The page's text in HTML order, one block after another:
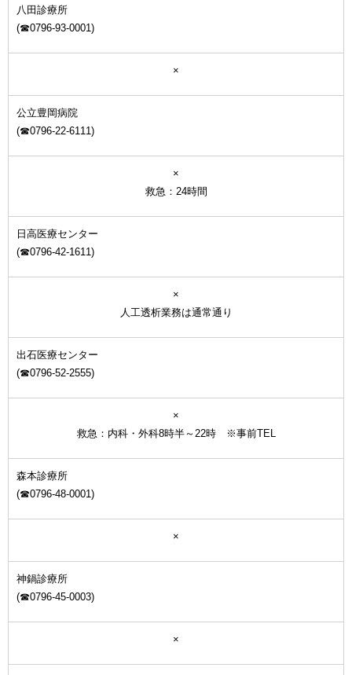
八田診療所
(☎0796-93-0001)
×
公立豊岡病院
(☎0796-22-6111)
×
救急：24時間
日高医療センター
(☎0796-42-1611)
×
人工透析業務は通常通り
出石医療センター
(☎0796-52-2555)
×
救急：内科・外科8時半～22時 ※事前TEL
森本診療所
(☎0796-48-0001)
×
神鍋診療所
(☎0796-45-0003)
×